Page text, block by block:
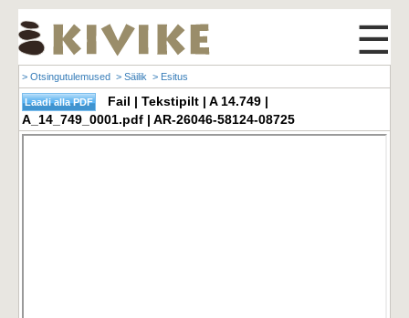
☰
> Otsingutulemused > Säilik > Esitus
Fail | Tekstipilt | A 14.749 |
A_14_749_0001.pdf | AR-26046-58124-08725